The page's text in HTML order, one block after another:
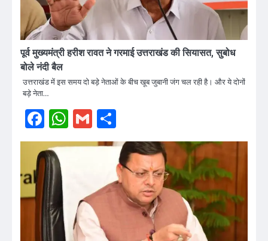
पूर्व मुख्यमंत्री हरीश रावत ने गरमाई उत्तराखंड की सियासत, सुबोध
बोले नंदी बैल
उत्तराखंड में इस समय दो बड़े नेताओं के बीच खूब जुबानी जंग चल रही है। और ये दोनों
बड़े नेता…
Facebook
WhatsApp
Gmail